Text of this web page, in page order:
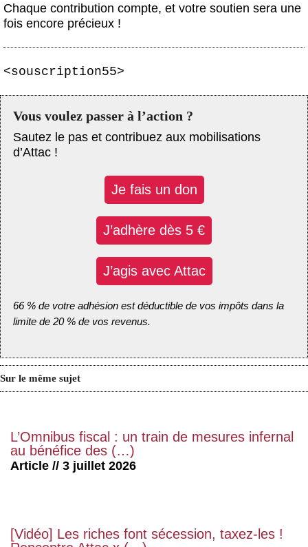
Chaque contribution compte, et votre soutien sera une
fois encore précieux !
<souscription55>
Vous voulez passer à l’action ?
Sautez le pas et contribuez aux mobilisations
d’Attac !
Je fais un don
J’adhère dès 5 €
J’agis avec Attac
66 % de votre adhésion est déductible de vos impôts dans la
limite de 20 % de vos revenus.
Sur le même sujet
L’Omnibus fiscal : un train de mesures infernal
au bénéfice des (…)
Article // 3 juillet 2026
[Vidéo] Les riches font sécession, taxez-les !